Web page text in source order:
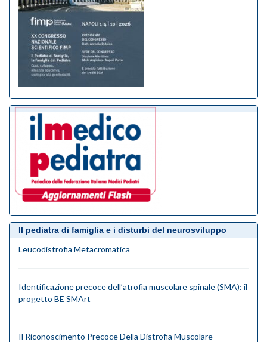
Il pediatra di famiglia e i disturbi del neurosviluppo
Leucodistrofia Metacromatica
Identificazione precoce dell’atrofia muscolare spinale (SMA): il
progetto BE SMArt
Il Riconoscimento Precoce Della Distrofia Muscolare